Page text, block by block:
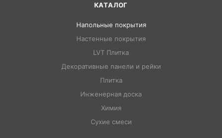
КАТАЛОГ
Напольные покрытия
Настенные покрытия
LVT Плитка
Декоративные панели и рейки
Плитка
Инженерная доска
Химия
Сухие смеси